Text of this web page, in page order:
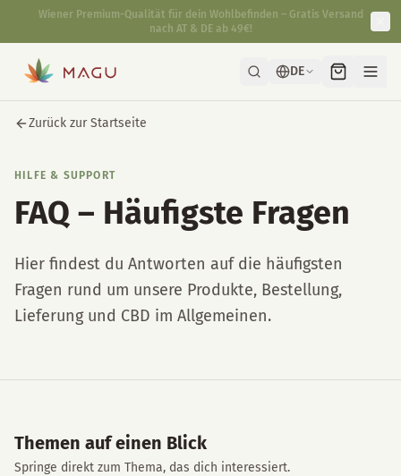
DE
Zurück zur Startseite
HILFE & SUPPORT
FAQ – Häufigste Fragen
Hier findest du Antworten auf die häufigsten
Fragen rund um unsere Produkte, Bestellung,
Lieferung und CBD im Allgemeinen.
Themen auf einen Blick
Springe direkt zum Thema, das dich interessiert.
Schnelle & diskrete Lieferung direkt aus unserer Manufaktur in
Wien.